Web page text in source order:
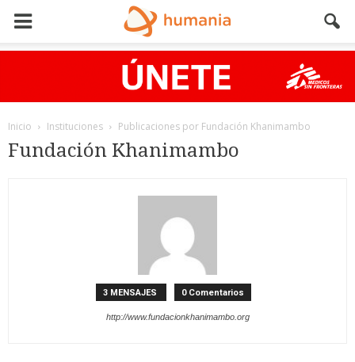
Inicio Instituciones Publicaciones por Fundación Khanimambo
Fundación Khanimambo
3 MENSAJES 0 Comentarios
http://www.fundacionkhanimambo.org